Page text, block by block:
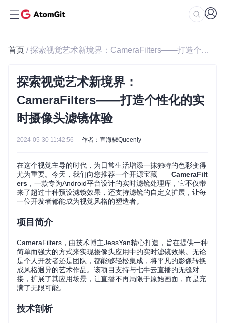
首页 / 探索视觉艺术新境界：CameraFilters——打造个性化的实时摄像头滤镜体验
探索视觉艺术新境界：
CameraFilters——打造个性化的实
时摄像头滤镜体验
2024-05-30 11:42:56 作者：宣海椒Queenly
在这个视觉主导的时代，为日常生活增添一抹独特的色彩变得
尤为重要。今天，我们向您推荐一个开源宝藏——CameraFilt
ers ，一款专为Android平台设计的实时滤镜处理库，它不仅带
来了超过十种预设滤镜效果，还支持滤镜的自定义扩展，让每
一位开发者都能成为视觉风格的塑造者。
项目简介
CameraFilters，由技术博主JessYan精心打造，旨在提供一种
简单而强大的方式来实现摄像头应用中的实时滤镜效果。无论
是个人开发者还是团队，都能够轻松集成，将平凡的影像转换
成风格迥异的艺术作品。该项目支持与七牛云直播的无缝对
接，扩展了其应用场景，让直播不再局限于原始画面，而是充
满了无限可能。
技术剖析